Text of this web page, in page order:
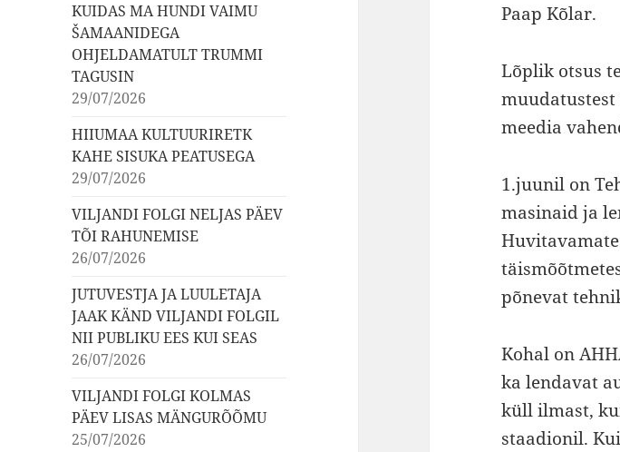
KUIDAS MA HUNDI VAIMU
ŠAMAANIDEGA
OHJELDAMATULT TRUMMI
TAGUSIN
29/07/2026
HIIUMAA KULTUURIRETK
KAHE SISUKA PEATUSEGA
29/07/2026
VILJANDI FOLGI NELJAS PÄEV
TÕI RAHUNEMISE
26/07/2026
JUTUVESTJA JA LUULETAJA
JAAK KÄND VILJANDI FOLGIL
NII PUBLIKU EES KUI SEAS
26/07/2026
VILJANDI FOLGI KOLMAS
PÄEV LISAS MÄNGURÕÕMU
25/07/2026
Paap Kõlar.
Lõplik otsus
muudatustest
meedia
1.juunil on
masinaid ja
põnevat
Kohal on
ka lendavat
küll ilmast,
staadionil.